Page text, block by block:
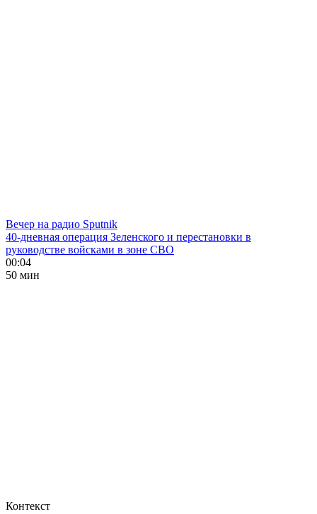
Вечер на радио Sputnik
40-дневная операция Зеленского и перестановки в
руководстве войсками в зоне СВО
00:04
50 мин
Контекст